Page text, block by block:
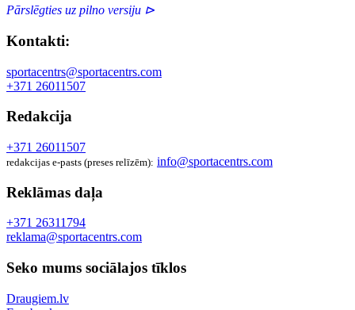
Pārslēgties uz pilno versiju ⊳
Kontakti:
sportacentrs@sportacentrs.com
+371 26011507
Redakcija
+371 26011507
redakcijas e-pasts (preses relīzēm): info@sportacentrs.com
Reklāmas daļa
+371 26311794
reklama@sportacentrs.com
Seko mums sociālajos tīklos
Draugiem.lv